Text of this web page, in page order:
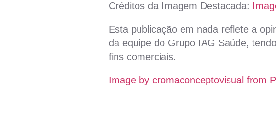
Créditos da Imagem Destacada:
Esta publicação em nada reflete a
da equipe do Grupo IAG Saúde,
fins comerciais.
Image by cromaconceptovisual from